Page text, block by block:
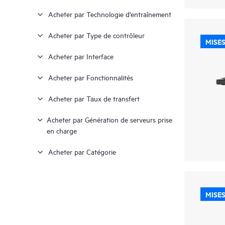
Acheter par Technologie d'entraînement
Acheter par Type de contrôleur
Acheter par Interface
Acheter par Fonctionnalités
Acheter par Taux de transfert
Acheter par Génération de serveurs prise
en charge
Acheter par Catégorie